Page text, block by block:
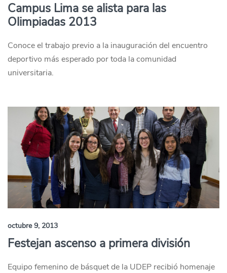
Campus Lima se alista para las
Olimpiadas 2013
Conoce el trabajo previo a la inauguración del encuentro
deportivo más esperado por toda la comunidad
universitaria.
octubre 9, 2013
Festejan ascenso a primera división
Equipo femenino de básquet de la UDEP recibió homenaje